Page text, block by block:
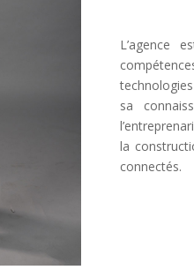
L’agence
sa
la
connectés.